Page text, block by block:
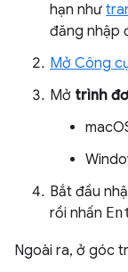
hạn như
đăng nhập
Mở Công
Mở trình
Bắt đầu
rồi nhấn
Ngoài ra, ở góc